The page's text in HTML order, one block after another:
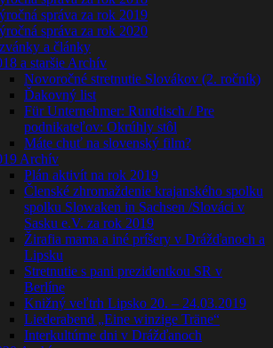
správa za rok 2019
správa za rok 2020
a články
a staršie Archív
Novoročné stretnutie Slovákov (2. ročník)
Ďakovný list
Für Unternehmer: Rundtisch / Pre
podnikateľov: Okrúhly stôl
Máte chuť na slovenský film?
Archív
Plán aktivít na rok 2019
Členské zhromaždenie krajanského spolku
spolku Slowaken in Sachsen /Slováci v
Sasku e.V. za rok 2019
Žirafia mama a iné príšery v Drážďanoch a
Lipsku
Stretnutie s pani prezidentkou SR v
Berlíne
Knižný veľtrh Lipsko 20. – 24.03.2019
Liederabend „Eine winzige Träne“
Interkultúrne dni v Drážďanoch